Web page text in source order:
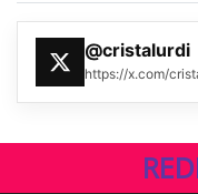
@cristalurdi
https://x.com/